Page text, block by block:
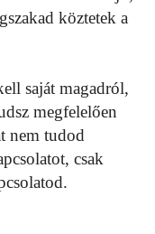
köztetek a
saját magadról,
megfelelően
nem tudod
csak